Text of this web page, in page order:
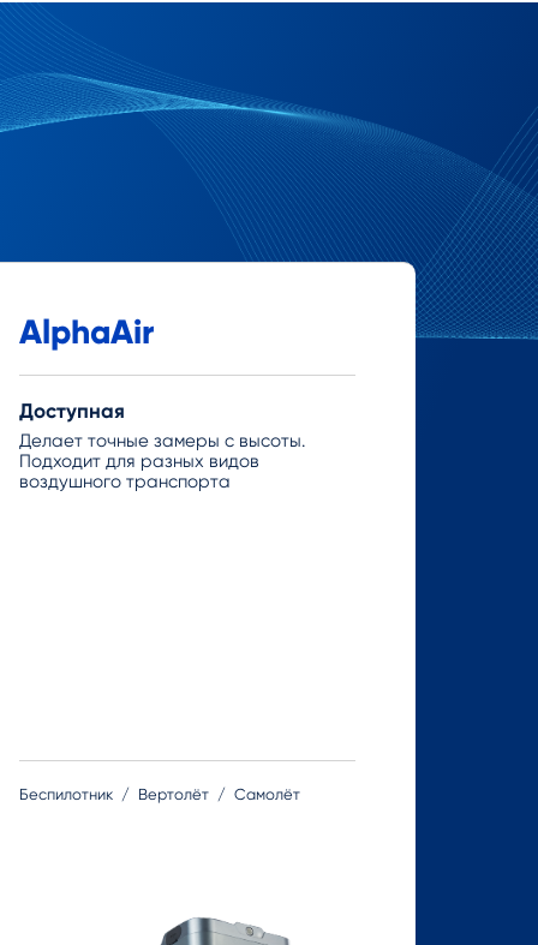
AlphaAir
Доступная
Делает точные замеры с высоты.
Подходит для разных видов
воздушного транспорта
Беспилотник Вертолёт Самолёт